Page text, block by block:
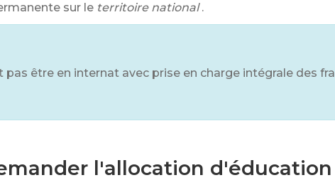
sur le territoire national .
être en internat avec prise en charge intégrale des
l'allocation